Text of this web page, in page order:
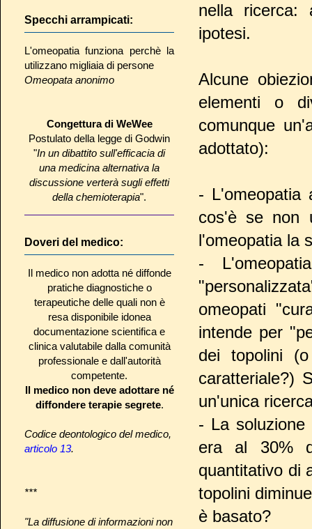
nella ricerca:
ipotesi.
Alcune
elementi o
comunque
adottato):
- L'omeopatia
cos'è se non
l'omeopatia la
-
omeopati
intende per
dei topolini
caratteriale?)
un'unica
- La soluzione
era al 30%
quantitativo di
topolini
è basato?
Specchi arrampicati:
L'omeopatia funziona perchè la
utilizzano migliaia di persone
Omeopata anonimo
Congettura di WeWee
Postulato della legge di Godwin
"In un dibattito sull'efficacia di
una medicina alternativa la
discussione verterà sugli effetti
della chemioterapia".
Doveri del medico:
Il medico non adotta né diffonde
pratiche diagnostiche o
terapeutiche delle quali non è
resa disponibile idonea
documentazione scientifica e
clinica valutabile dalla comunità
professionale e dall'autorità
competente.
Il medico non deve adottare né
diffondere terapie segrete.
Codice deontologico del medico,
articolo 13.
***
"La diffusione di informazioni non